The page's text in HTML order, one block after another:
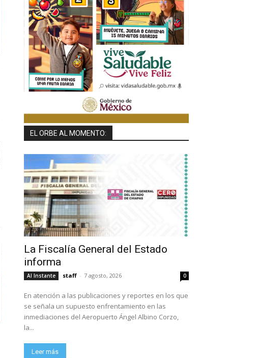
EL ORBE AL MOMENTO:
La Fiscalía General del Estado
informa
Al Instante staff - 7 agosto, 2026 0
En atención a las publicaciones y reportes en los que
se señala un supuesto enfrentamiento en las
inmediaciones del Aeropuerto Ángel Albino Corzo,
la...
Leer más